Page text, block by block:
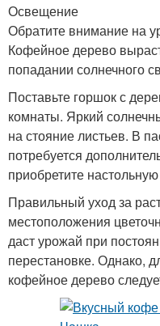
Освещение
Обратите внимание на
Кофейное дерево
попадании солнечного
Поставьте горшок с
комнаты. Яркий
на стояние листьев. В
потребуется
приобретите
Правильный уход за
местоположения
даст урожай при
перестановке. Однако,
кофейное дерево